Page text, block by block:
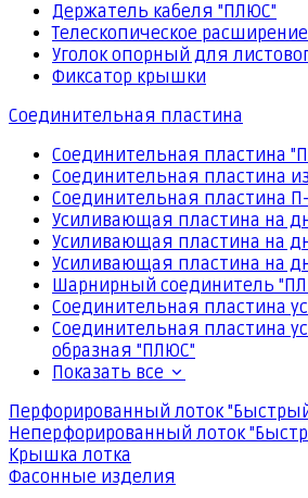
Держатель кабеля "ПЛЮС"
Телескопическое
Уголок опорный для
Фиксатор крышки
Соединительная пластина
Соединительная пластина
Соединительная пластина
Соединительная пластина
Усиливающая пластина на
Усиливающая пластина на
Усиливающая пластина на
Шарнирный соединитель
Соединительная пластина
Соединительная пластина
образная "ПЛЮС"
Показать все
Перфорированный лоток
Неперфорированный лоток
Крышка лотка
Фасонные изделия